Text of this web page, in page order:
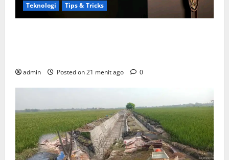
Teknologi
Tips & Tricks
admin Posted on 21 menit ago 0